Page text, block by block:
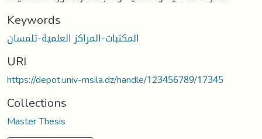
Keywords
المكتبات-المراكز العلمية-تلمسان
URI
https://depot.univ-msila.dz/handle/123456789/17345
Collections
Master Thesis